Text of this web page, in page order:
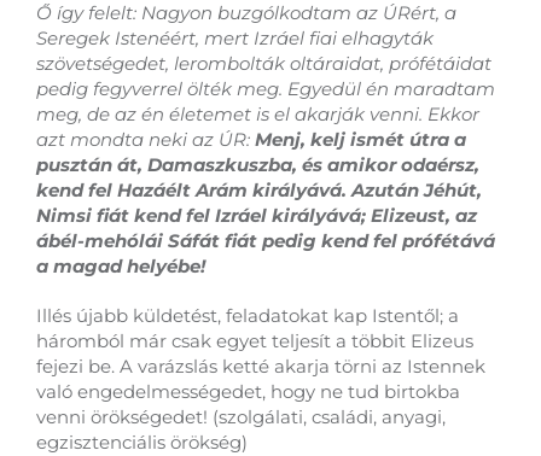
Ő így felelt: Nagyon buzgólkodtam az ÚRért, a
Seregek Istenéért, mert Izráel fiai elhagyták
szövetségedet, lerombolták oltáraidat, prófétáidat
pedig fegyverrel ölték meg. Egyedül én maradtam
meg, de az én életemet is el akarják venni. Ekkor
azt mondta neki az ÚR: Menj, kelj ismét útra a
pusztán át, Damaszkuszba, és amikor odaérsz,
kend fel Hazáélt Arám királyává. Azután Jéhút,
Nimsi fiát kend fel Izráel királyává; Elizeust, az
ábél-mehólái Sáfát fiát pedig kend fel prófétává
a magad helyébe!
Illés újabb küldetést, feladatokat kap Istentől; a
háromból már csak egyet teljesít a többit Elizeus
fejezi be. A varázslás ketté akarja törni az Istennek
való engedelmességedet, hogy ne tud birtokba
venni örökségedet! (szolgálati, családi, anyagi,
egzisztenciális örökség)